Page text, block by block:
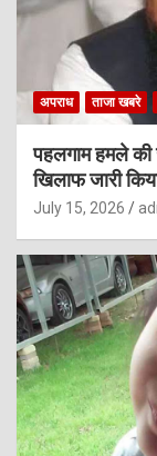
अपराध ताजा खबरे
पहलगाम हमले
खिलाफ जारी
July 15, 2026